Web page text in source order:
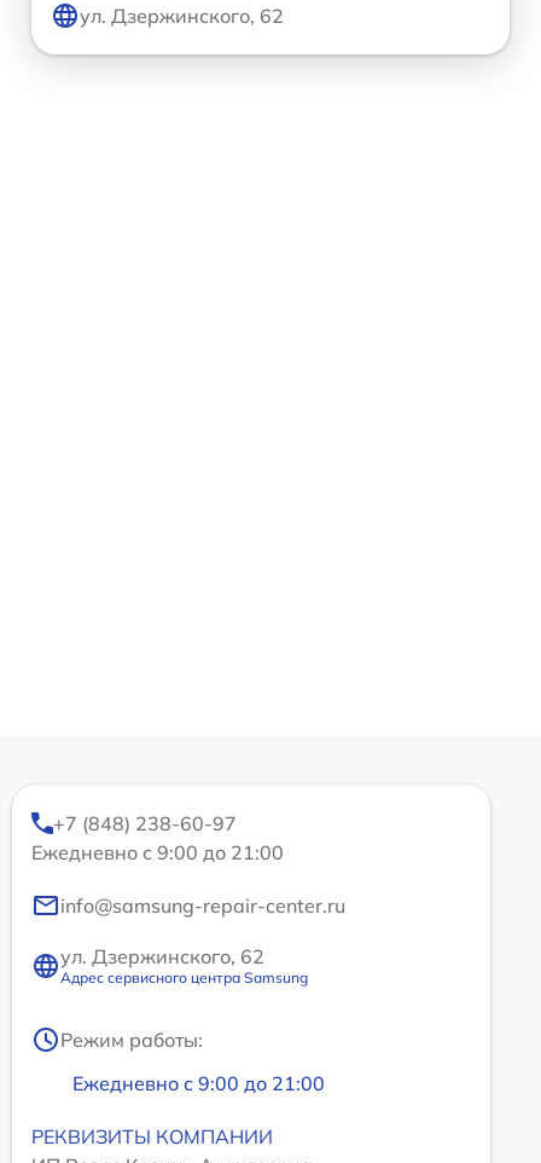
ул. Дзержинского, 62
+7 (848) 238-60-97
Ежедневно с 9:00 до 21:00
info@samsung-repair-center.ru
ул. Дзержинского, 62
Адрес сервисного центра Samsung
Режим работы:
Ежедневно с 9:00 до 21:00
РЕКВИЗИТЫ КОМПАНИИ